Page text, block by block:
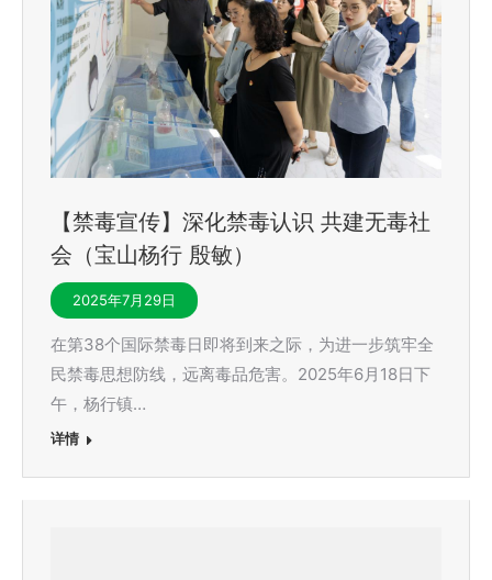
【禁毒宣传】深化禁毒认识 共建无毒社
会（宝山杨行 殷敏）
2025年7月29日
在第38个国际禁毒日即将到来之际，为进一步筑牢全
民禁毒思想防线，远离毒品危害。2025年6月18日下
午，杨行镇…
详情